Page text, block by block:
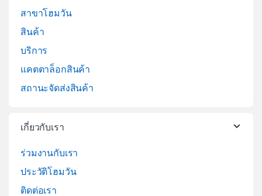
สาขาโฮมวัน
สินค้า
บริการ
แคตตาล็อกสินค้า
สถานะจัดส่งสินค้า
เกี่ยวกับเรา
ร่วมงานกับเรา
ประวัติโฮมวัน
ติดต่อเรา